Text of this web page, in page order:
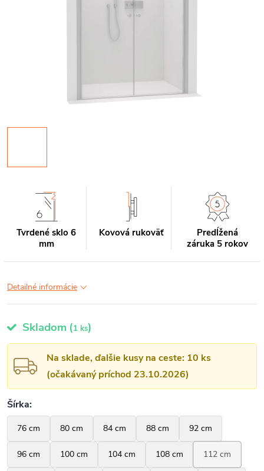
Tvrdené sklo 6
mm
Kovová rukoväť
Predĺžená
záruka 5 rokov
Detailné informácie
Skladom (1 ks)
Na sklade, ďalšie kusy na ceste: 10 ks
(očakávaný príchod 23.10.2026)